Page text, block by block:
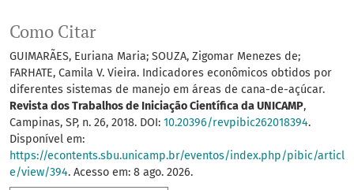
Como Citar
GUIMARÃES, Euriana Maria; SOUZA, Zigomar Menezes de;
FARHATE, Camila V. Vieira. Indicadores econômicos obtidos por
diferentes sistemas de manejo em áreas de cana-de-açúcar.
Revista dos Trabalhos de Iniciação Científica da UNICAMP,
Campinas, SP, n. 26, 2018. DOI: 10.20396/revpibic262018394.
Disponível em:
https://econtents.sbu.unicamp.br/eventos/index.php/pibic/articl
e/view/394. Acesso em: 8 ago. 2026.